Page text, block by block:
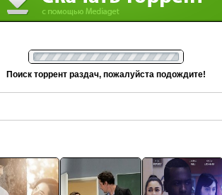
Поиск торрент раздач, пожалуйста подождите!